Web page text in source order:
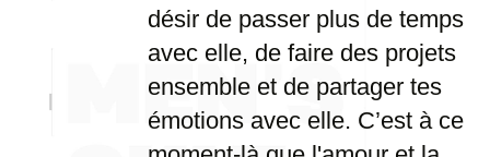
désir de passer plus de temps
avec elle, de faire des projets
ensemble et de partager tes
émotions avec elle. C’est à ce